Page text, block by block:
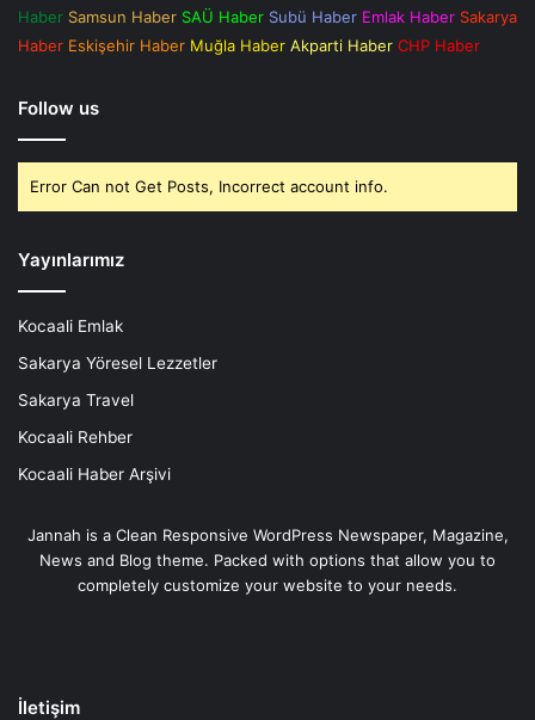
Haber Samsun Haber SAÜ Haber Subü Haber Emlak Haber Sakarya
Haber Eskişehir Haber Muğla Haber Akparti Haber CHP Haber
Follow us
Error Can not Get Posts, Incorrect account info.
Yayınlarımız
Kocaali Emlak
Sakarya Yöresel Lezzetler
Sakarya Travel
Kocaali Rehber
Kocaali Haber Arşivi
Jannah is a Clean Responsive WordPress Newspaper, Magazine,
News and Blog theme. Packed with options that allow you to
completely customize your website to your needs.
İletişim